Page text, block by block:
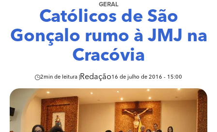
GERAL
Católicos de São
Gonçalo rumo à JMJ na
Cracóvia
2min de leitura | Redação16 de julho de 2016 - 15:00